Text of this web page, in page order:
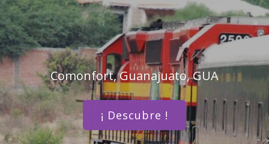
Comonfort, Guanajuato, GUA
¡ Descubre !